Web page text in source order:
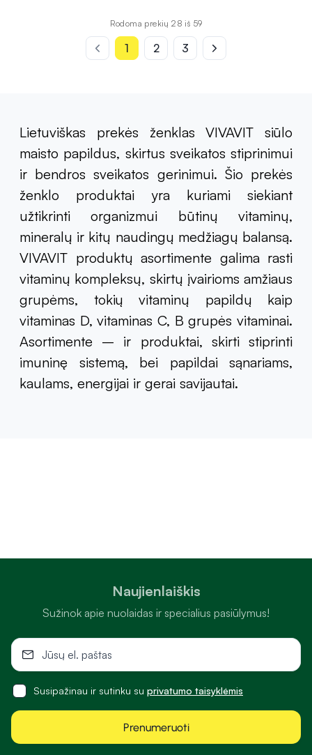
Rodoma prekių 28 iš 59
1 2 3
Lietuviškas prekės ženklas VIVAVIT siūlo
maisto papildus, skirtus sveikatos stiprinimui
ir bendros sveikatos gerinimui. Šio prekės
ženklo produktai yra kuriami siekiant
užtikrinti organizmui būtinų vitaminų,
mineralų ir kitų naudingų medžiagų balansą.
VIVAVIT produktų asortimente galima rasti
vitaminų kompleksų, skirtų įvairioms amžiaus
grupėms, tokių vitaminų papildų kaip
vitaminas D, vitaminas C, B grupės vitaminai.
Asortimente – ir produktai, skirti stiprinti
imuninę sistemą, bei papildai sąnariams,
kaulams, energijai ir gerai savijautai.
Naujienlaiškis
Sužinok apie nuolaidas ir specialius pasiūlymus!
Susipažinau ir sutinku su privatumo taisyklėmis
Prenumeruoti